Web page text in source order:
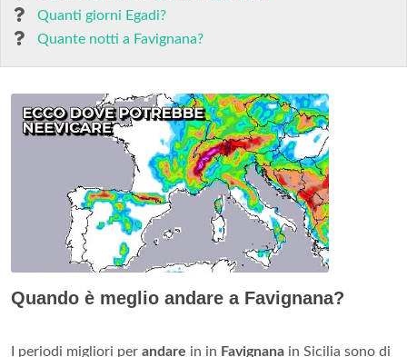
Quanti giorni Egadi?
Quante notti a Favignana?
Quando è meglio andare a Favignana?
I periodi migliori per andare in in Favignana in Sicilia sono di